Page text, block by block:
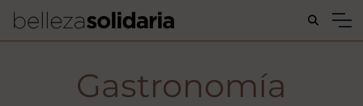
Buscar...
Gastronomía